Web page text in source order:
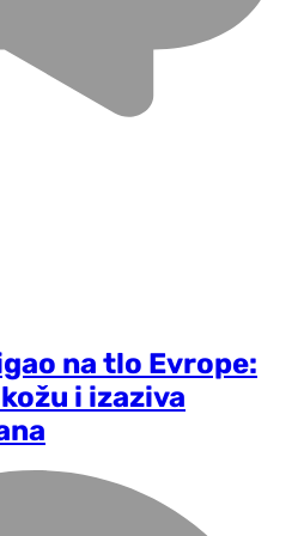
na tlo Evrope:
i izaziva